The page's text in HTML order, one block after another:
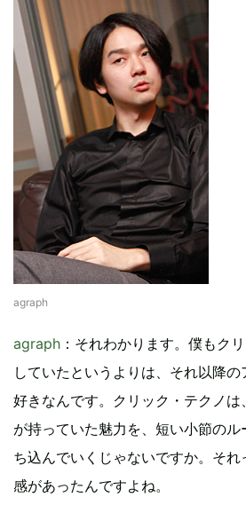
agraph
agraph ：それわかります。僕もク
していたというよりは、それ以降の
好きなんです。クリック・テクノは
が持っていた魅力を、短い小節の
ち込んでいくじゃないですか。そ
感があったんですよね。